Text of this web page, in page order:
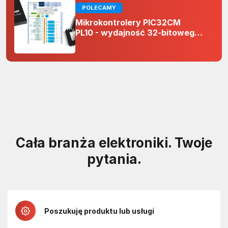
POLECAMY
Mikrokontrolery PIC32CM
PL10 - wydajność 32-bitowego
projektach 5 V
Cała branża elektroniki. Twoje
pytania.
Poszukuję produktu lub usługi